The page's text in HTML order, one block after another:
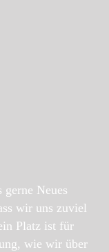
gerne Neues
wir uns zuviel
Platz ist für
wie wir über